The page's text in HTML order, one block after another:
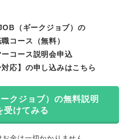
（ギークジョブ）の
コース（無料）
コース説明会申込
対応】の申し込みはこちら
クジョブ）の無料説明
受けてみる